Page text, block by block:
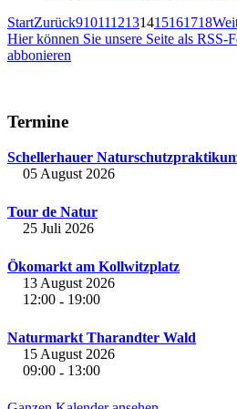
StartZurück9101112131415161718
Hier können Sie unsere Seite als RSS-
abbonieren
Termine
Schellerhauer
05 August 2026
Tour de Natur
25 Juli 2026
Ökomarkt am Kollwitzplatz
13 August 2026
12:00 - 19:00
Naturmarkt Tharandter Wald
15 August 2026
09:00 - 13:00